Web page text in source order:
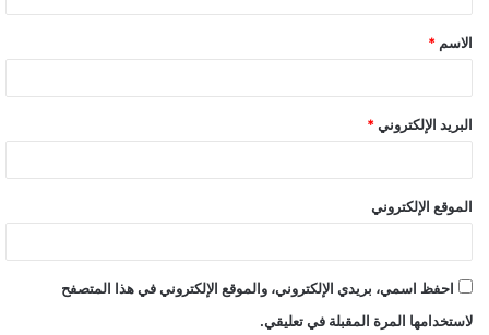
ق
*
الاسم *
البريد الإلكتروني *
الموقع الإلكتروني
احفظ اسمي، بريدي الإلكتروني، والموقع الإلكتروني في هذا المتصفح
لاستخدامها المرة المقبلة في تعليقي.